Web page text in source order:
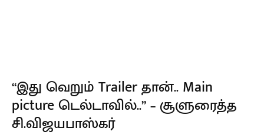
“இது வெறும் Trailer தான்.. Main
picture டெல்டாவில்..” – சூளுரைத்த
சி.விஜயபாஸ்கர்